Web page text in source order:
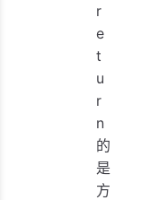
r
e
t
u
r
n
的
是
方